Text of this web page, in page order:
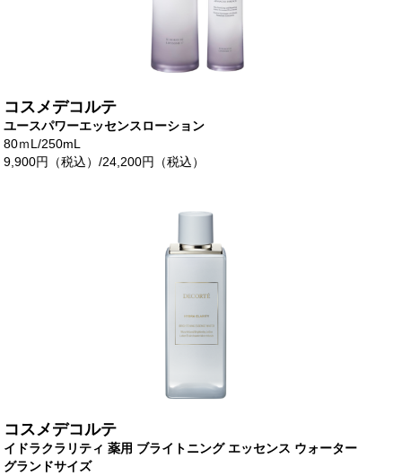
コスメデコルテ
ユースパワーエッセンスローション
80ｍL/250mL
9,900円（税込）/24,200円（税込）
コスメデコルテ
イドラクラリティ 薬用 ブライトニング エッセンス ウォーター
グランドサイズ